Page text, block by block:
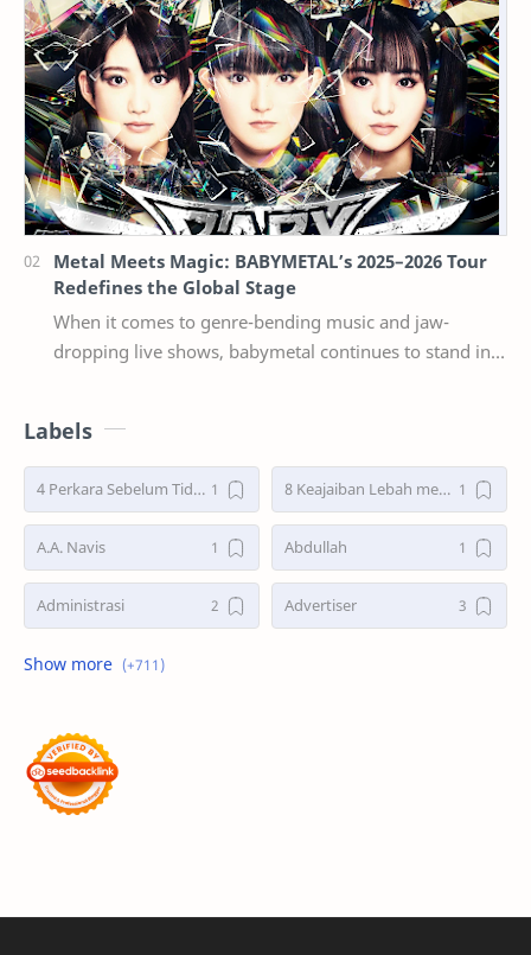
Metal Meets Magic: BABYMETAL’s 2025–2026 Tour
Redefines the Global Stage
When it comes to genre-bending music and jaw-
dropping live shows, babymetal continues to stand in a
Labels
4 Perkara Sebelum Tidur 8 Keajaiban Lebah menurut Al-Qur’an part 2
A.A. Navis Abdullah
Administrasi Advertiser
Advertorial
Akhirat